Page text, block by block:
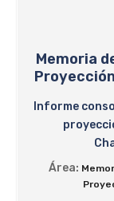
Memoria
Informe
Área: